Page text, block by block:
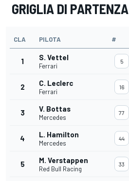
GRIGLIA DI PARTENZA
CLA PILOTA #
1 S. Vettel
Ferrari
5
2 C. Leclerc
Ferrari
16
3 V. Bottas
Mercedes
77
4 L. Hamilton
Mercedes
44
5 M. Verstappen
Red Bull Racing
33